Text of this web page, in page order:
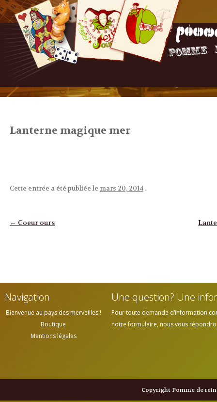
Lanterne magique mer
Cette entrée a été publiée le mars 20, 2014 .
Navigation des articles
← Coeur ours
Navigation
Bienvenue au pays des merveilles !
Boutique
Mentions légales
Une question? Une
Pour toute demande d’information
notre formulaire, nous vous
Copyright Pomme de